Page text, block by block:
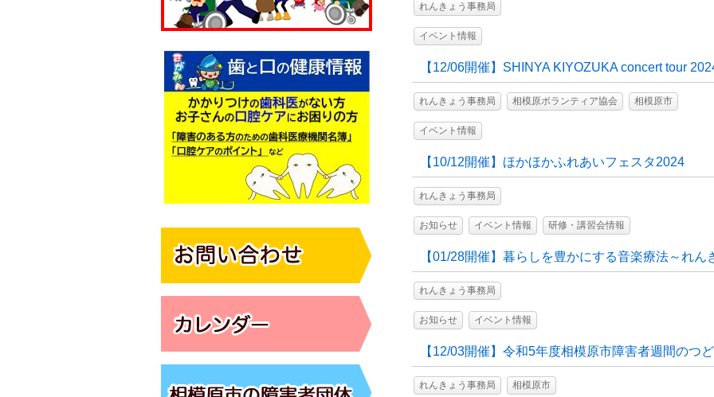
れんきょう事務局
イベント情報
【12/06開催】SHINYA KIYOZUKA concert tour
れんきょう事務局 相模原ボランティア協会 相模原市
イベント情報
【10/12開催】ほかほかふれあいフェスタ2024
れんきょう事務局
お知らせ イベント情報 研修・講習会情報
【01/28開催】暮らしを豊かにする音楽療法～れん
れんきょう事務局
お知らせ イベント情報
【12/03開催】令和5年度相模原市障害者週間のつ
れんきょう事務局 相模原市